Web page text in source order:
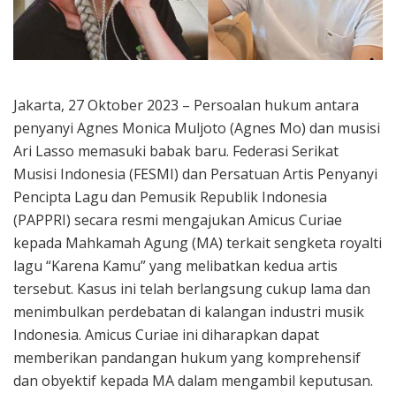
Jakarta, 27 Oktober 2023 – Persoalan hukum antara
penyanyi Agnes Monica Muljoto (Agnes Mo) dan musisi
Ari Lasso memasuki babak baru. Federasi Serikat
Musisi Indonesia (FESMI) dan Persatuan Artis Penyanyi
Pencipta Lagu dan Pemusik Republik Indonesia
(PAPPRI) secara resmi mengajukan Amicus Curiae
kepada Mahkamah Agung (MA) terkait sengketa royalti
lagu “Karena Kamu” yang melibatkan kedua artis
tersebut. Kasus ini telah berlangsung cukup lama dan
menimbulkan perdebatan di kalangan industri musik
Indonesia. Amicus Curiae ini diharapkan dapat
memberikan pandangan hukum yang komprehensif
dan obyektif kepada MA dalam mengambil keputusan.